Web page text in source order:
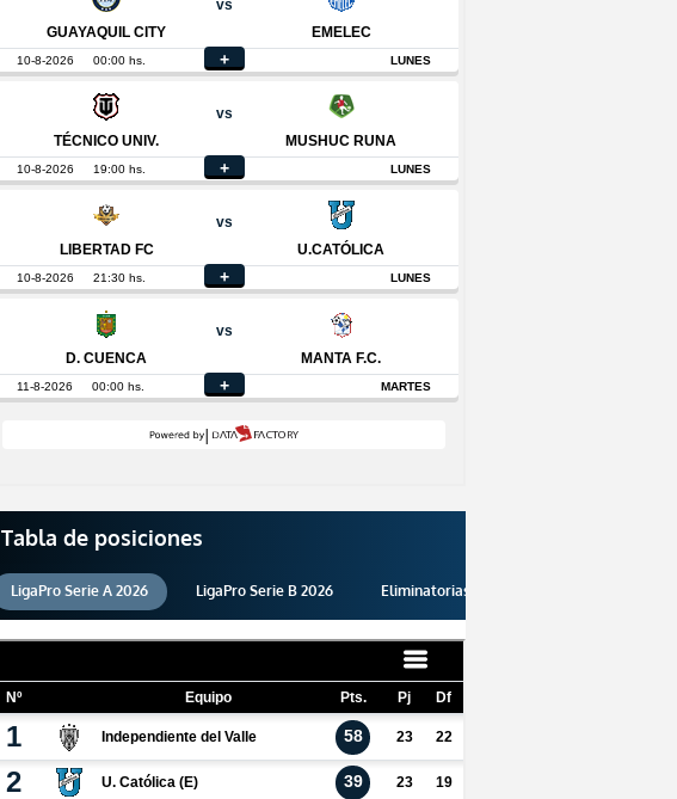
Tabla de posiciones
LigaPro Serie A 2026 LigaPro Serie B 2026 Eliminatorias 2026